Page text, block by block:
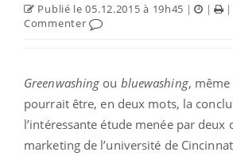
Publié le 05.12.2015 à 19h45 | |
Commenter
Greenwashing ou bluewashing,
pourrait être, en deux mots, la
l’intéressante étude menée par deux
marketing de l’université de